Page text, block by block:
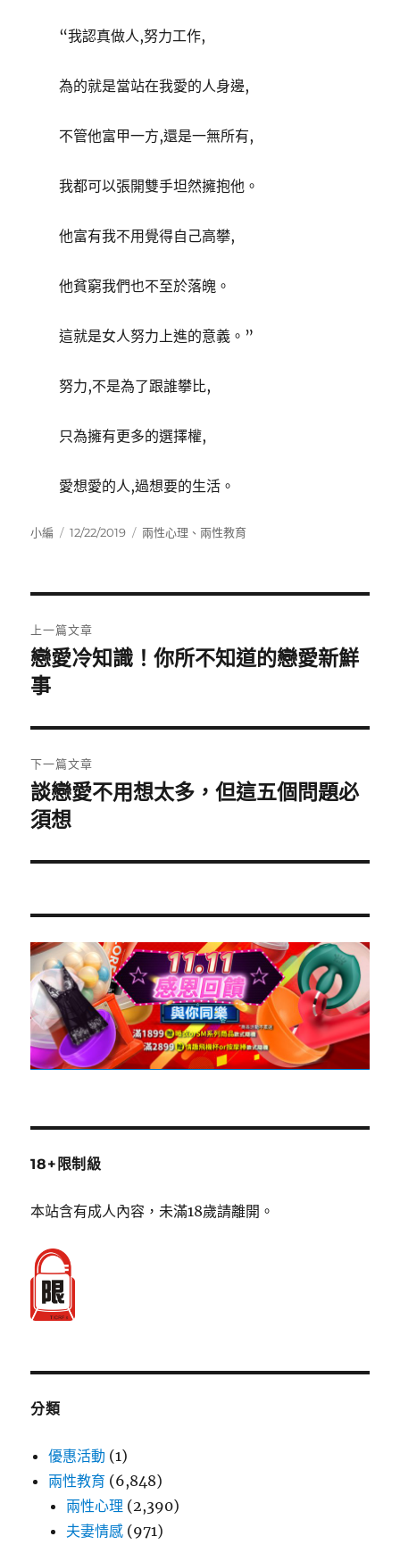
“我認真做人,努力工作,
為的就是當站在我愛的人身邊,
不管他富甲一方,還是一無所有,
我都可以張開雙手坦然擁抱他。
他富有我不用覺得自己高攀,
他貧窮我們也不至於落魄。
這就是女人努力上進的意義。”
努力,不是為了跟誰攀比,
只為擁有更多的選擇權,
愛想愛的人,過想要的生活。
作
小編
發
12/22/2019
分
兩性心理 、 兩性教育
章
導
覽
上一篇文章
上
一
文
章:
戀愛冷知識！你所不知道的戀愛新鮮
事
下一篇文章
下
一
文
談戀愛不用想太多，但這五個問題必
須想
18+限制級
本站含有成人內容，未滿18歲請離開。
分類
優惠活動 (1)
兩性教育 (6,848)
兩性心理 (2,390)
夫妻情感 (971)